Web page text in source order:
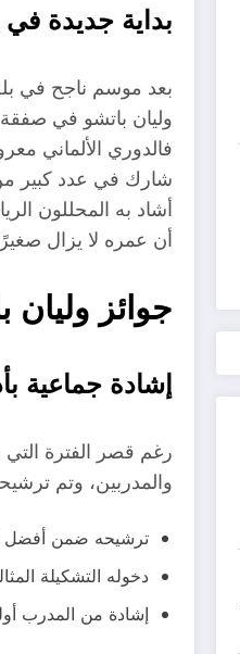
بداية جديدة
فالدوري الألماني
شارك في عدد كبير من
أشاد به المحللون
أن عمره لا يزال
جوائز وليان
إشادة جماعية
رغم قصر الفترة التي
والمدربين، وتم
ترشيحه ضمن أفضل
دخوله التشكيلة المثالية لشهر
إشادة من المدرب